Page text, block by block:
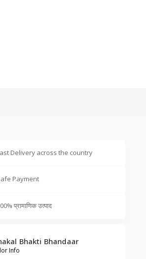
Delivery across the country
Payment
प्रामाणिक उत्पाद
Bhakti Bhandaar
Info